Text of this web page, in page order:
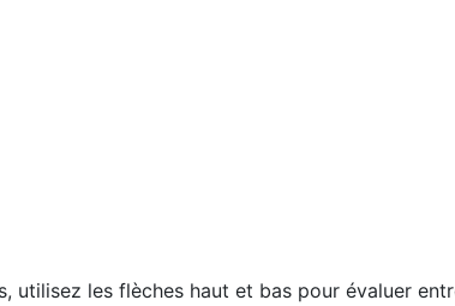
les flèches haut et bas pour évaluer